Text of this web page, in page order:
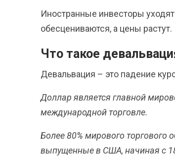
Иностранные инвесторы
обесцениваются, а цены растут.
Что такое
Девальвация – это падение
Доллар является главной
международной торговле.
Более 80% мирового торгового
выпущенные в США, начиная с